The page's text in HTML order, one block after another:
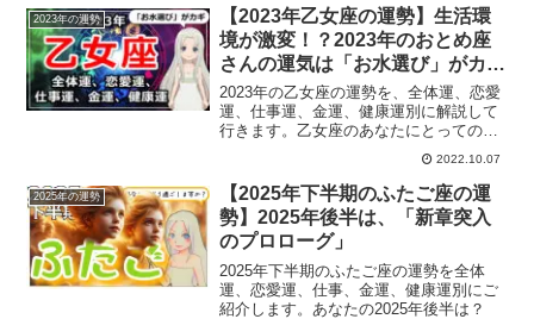
は？
2023年の運勢
【2023年乙女座の運勢】生活環
境が激変！？2023年のおとめ座
さんの運気は「お水選び」がカギ
になるかも
2023年の乙女座の運勢を、全体運、恋愛
運、仕事運、金運、健康運別に解説して
行きます。乙女座のあなたにとっての
2022.10.07
2025年の運勢
【2025年下半期のふたご座の運
勢】2025年後半は、「新章突入
のプロローグ」
2025年下半期のふたご座の運勢を全体
運、恋愛運、仕事、金運、健康運別にご
紹介します。あなたの2025年後半は？